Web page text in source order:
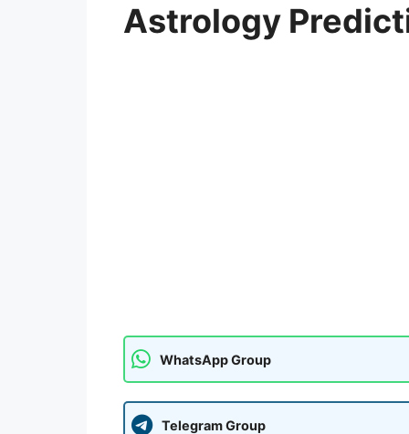
Astrology
WhatsApp Group
Telegram Group